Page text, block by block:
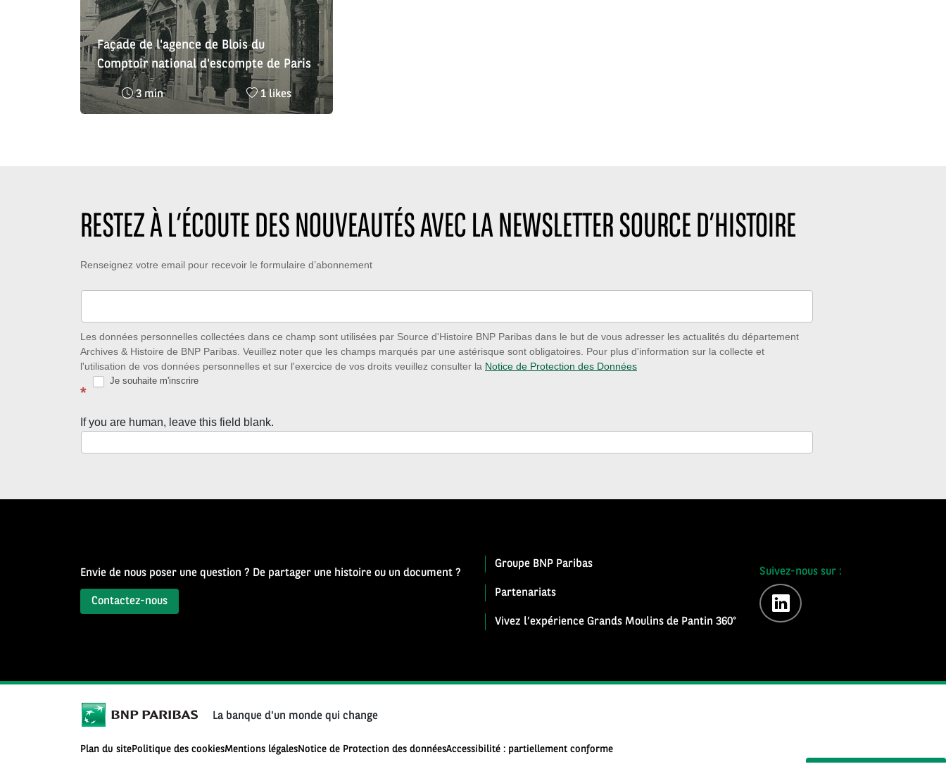
Façade de l'agence de Blois du
Comptoir national d'escompte de Paris
Temps
de
3 min
Nombre
1 likes
RESTEZ À L’ÉCOUTE DES NOUVEAUTÉS AVEC LA NEWSLETTER SOURCE D’HISTOIRE
Restez
à
des
nouveautés
avec
la
Renseignez votre email pour recevoir le formulaire d’abonnement
Les données personnelles collectées dans ce champ sont utilisées par Source d'Histoire BNP Paribas dans le but de vous adresser les actualités du département
Archives & Histoire de BNP Paribas. Veuillez noter que les champs marqués par une astérisque sont obligatoires. Pour plus d'information sur la collecte et
l'utilisation de vos données personnelles et sur l'exercice de vos droits veuillez consulter la Notice de Protection des Données
*
Je souhaite m'inscrire
If you are human, leave this field blank.
Envie de nous poser une question ? De partager une histoire ou un document ?
Contactez-nous
Groupe BNP Paribas
Partenariats
Vivez l’expérience Grands Moulins de Pantin 360°
Suivez-nous sur :
linkedin
La banque d'un monde qui change
Plan du sitePolitique des cookiesMentions légalesNotice de Protection des donnéesAccessibilité : partiellement conforme